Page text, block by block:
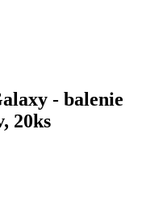
- balenie
20ks